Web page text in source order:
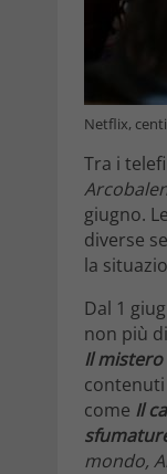
Netflix,
Tra i
giugno.
diverse
la
Dal 1
non più
Il mistero
come Il
mondo,